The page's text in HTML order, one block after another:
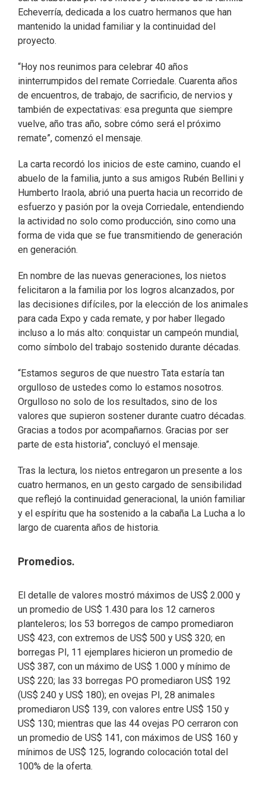
Echeverría, dedicada a los cuatro hermanos que han
mantenido la unidad familiar y la continuidad del
proyecto.
“Hoy nos reunimos para celebrar 40 años
ininterrumpidos del remate Corriedale. Cuarenta años
de encuentros, de trabajo, de sacrificio, de nervios y
también de expectativas: esa pregunta que siempre
vuelve, año tras año, sobre cómo será el próximo
remate”, comenzó el mensaje.
La carta recordó los inicios de este camino, cuando el
abuelo de la familia, junto a sus amigos Rubén Bellini y
Humberto Iraola, abrió una puerta hacia un recorrido de
esfuerzo y pasión por la oveja Corriedale, entendiendo
la actividad no solo como producción, sino como una
forma de vida que se fue transmitiendo de generación
en generación.
En nombre de las nuevas generaciones, los nietos
felicitaron a la familia por los logros alcanzados, por
las decisiones difíciles, por la elección de los animales
para cada Expo y cada remate, y por haber llegado
incluso a lo más alto: conquistar un campeón mundial,
como símbolo del trabajo sostenido durante décadas.
“Estamos seguros de que nuestro Tata estaría tan
orgulloso de ustedes como lo estamos nosotros.
Orgulloso no solo de los resultados, sino de los
valores que supieron sostener durante cuatro décadas.
Gracias a todos por acompañarnos. Gracias por ser
parte de esta historia”, concluyó el mensaje.
Tras la lectura, los nietos entregaron un presente a los
cuatro hermanos, en un gesto cargado de sensibilidad
que reflejó la continuidad generacional, la unión familiar
y el espíritu que ha sostenido a la cabaña La Lucha a lo
largo de cuarenta años de historia.
Promedios.
El detalle de valores mostró máximos de US$ 2.000 y
un promedio de US$ 1.430 para los 12 carneros
planteleros; los 53 borregos de campo promediaron
US$ 423, con extremos de US$ 500 y US$ 320; en
borregas PI, 11 ejemplares hicieron un promedio de
US$ 387, con un máximo de US$ 1.000 y mínimo de
US$ 220; las 33 borregas PO promediaron US$ 192
(US$ 240 y US$ 180); en ovejas PI, 28 animales
promediaron US$ 139, con valores entre US$ 150 y
US$ 130; mientras que las 44 ovejas PO cerraron con
un promedio de US$ 141, con máximos de US$ 160 y
mínimos de US$ 125, logrando colocación total del
100% de la oferta.